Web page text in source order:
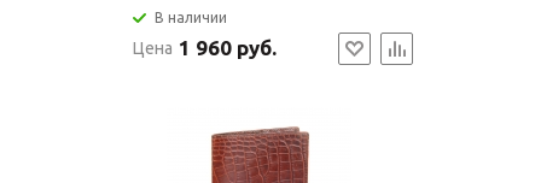
В наличии
Цена 1 960 руб.